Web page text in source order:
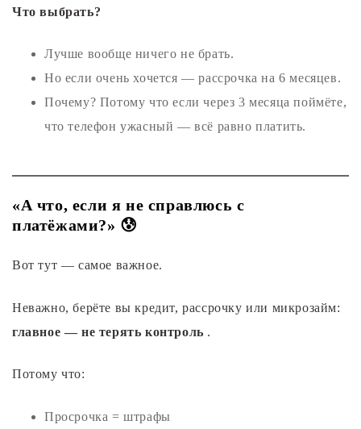
Что выбрать?
Лучше вообще ничего не брать.
Но если очень хочется — рассрочка на 6 месяцев.
Почему? Потому что если через 3 месяца поймёте,
что телефон ужасный — всё равно платить.
«А что, если я не справлюсь с
платёжами?» 😰
Вот тут — самое важное.
Неважно, берёте вы кредит, рассрочку или микрозайм:
главное — не терять контроль .
Потому что:
Просрочка = штрафы